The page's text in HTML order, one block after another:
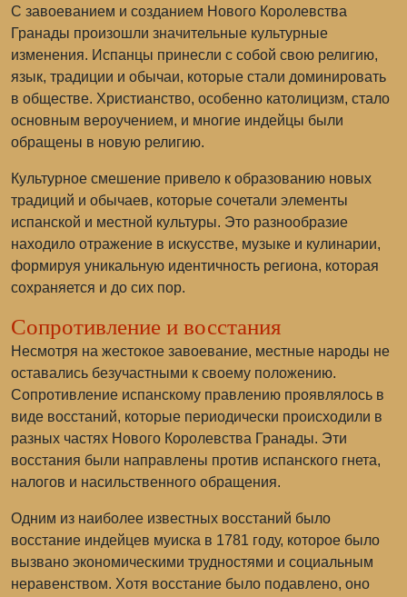
С завоеванием и созданием Нового Королевства
Гранады произошли значительные культурные
изменения. Испанцы принесли с собой свою религию,
язык, традиции и обычаи, которые стали доминировать
в обществе. Христианство, особенно католицизм, стало
основным вероучением, и многие индейцы были
обращены в новую религию.
Культурное смешение привело к образованию новых
традиций и обычаев, которые сочетали элементы
испанской и местной культуры. Это разнообразие
находило отражение в искусстве, музыке и кулинарии,
формируя уникальную идентичность региона, которая
сохраняется и до сих пор.
Сопротивление и восстания
Несмотря на жестокое завоевание, местные народы не
оставались безучастными к своему положению.
Сопротивление испанскому правлению проявлялось в
виде восстаний, которые периодически происходили в
разных частях Нового Королевства Гранады. Эти
восстания были направлены против испанского гнета,
налогов и насильственного обращения.
Одним из наиболее известных восстаний было
восстание индейцев муиска в 1781 году, которое было
вызвано экономическими трудностями и социальным
неравенством. Хотя восстание было подавлено, оно